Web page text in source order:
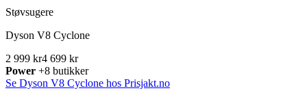
Støvsugere
Dyson V8 Cyclone
2 999 kr4 699 kr
Power +8 butikker
Se Dyson V8 Cyclone hos Prisjakt.no